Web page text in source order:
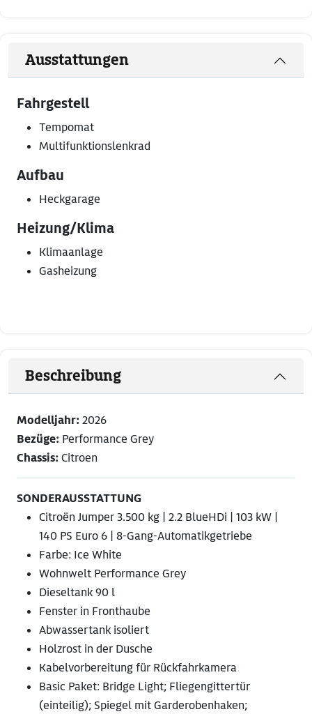
Ausstattungen
Fahrgestell
Tempomat
Multifunktionslenkrad
Aufbau
Heckgarage
Heizung/Klima
Klimaanlage
Gasheizung
Beschreibung
Modelljahr: 2026
Bezüge: Performance Grey
Chassis: Citroen
SONDERAUSSTATTUNG
Citroën Jumper 3.500 kg | 2.2 BlueHDi | 103 kW |
140 PS Euro 6 | 8-Gang-Automatikgetriebe
Farbe: Ice White
Wohnwelt Performance Grey
Dieseltank 90 l
Fenster in Fronthaube
Abwassertank isoliert
Holzrost in der Dusche
Kabelvorbereitung für Rückfahrkamera
Basic Paket: Bridge Light; Fliegengittertür
(einteilig); Spiegel mit Garderobenhaken;